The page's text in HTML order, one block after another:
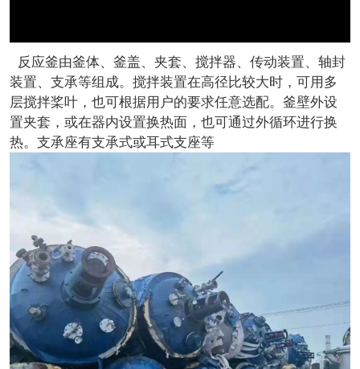
反应釜由釜体、釜盖、夹套、搅拌器、传动装置、轴封
装置、支承等组成。搅拌装置在高径比较大时，可用多
层搅拌桨叶，也可根据用户的要求任意选配。釜壁外设
置夹套，或在器内设置换热面，也可通过外循环进行换
热。支承座有支承式或耳式支座等